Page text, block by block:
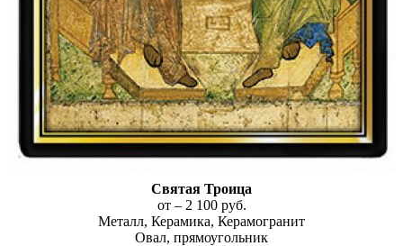
Святая Троица
от – 2 100 руб.
Металл, Керамика, Керамогранит
Овал, прямоугольник